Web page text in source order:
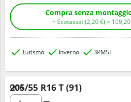
+ Ecotassa: (2,20€ ) = 109,20
Turismo Inverno 3PMSF
205/55 R16 T (91)
Q.tà